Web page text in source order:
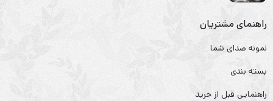
راهنمای مشتریان
نمونه صدای شما
بسته بندی
راهنمایی قبل از خرید